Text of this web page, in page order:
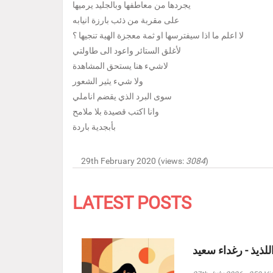
يجردها من معاطفها وبالجليد يرميها
على مقربة من ذئب بارزة انيابه
لا اعلم ما اذا سيفترسها او ثمة معجزة الهية تنجيها ؟
لأغلق الستائر واعود الى طاولتي
لاشيء هنا يستحق المشاهدة
ولا شيء يثير الشعور
سوى البرد الذي يقضم اناملي
وانا اكتب قصيدة بلا ملامح
بأبجدية باردة
29th February 2020 (views: 3084)
LATEST POSTS
- رغداء سعيد